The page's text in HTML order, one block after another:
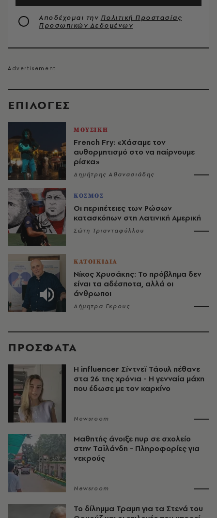
EΠΙΛΟΓΈΣ
ΜΟΥΣΙΚΗ
French Fry: «Χάσαμε τον
αυθορμητισμό στο να παίρνουμε
ρίσκα»
Δημήτρης Αθανασιάδης
ΚΟΣΜΟΣ
Οι περιπέτειες των Ρώσων
κατασκόπων στη Λατινική Αμερική
Σώτη Τριανταφύλλου
ΚΑΤΟΙΚΙΔΙΑ
Νίκος Χρυσάκης: Το πρόβλημα δεν
είναι τα αδέσποτα, αλλά οι
άνθρωποι
Δήμητρα Γκρους
Αποδέχομαι την Πολιτική Προστασίας
Προσωπικών Δεδομένων
ΠΡΟΣΦΑΤΑ
Η influencer Σίντνεϊ Τάουλ πέθανε
στα 26 της χρόνια - Η γενναία μάχη
που έδωσε με τον καρκίνο
Newsroom
Μαθητής άνοιξε πυρ σε σχολείο
στην Ταϊλάνδη - Πληροφορίες για
νεκρούς
Newsroom
Το δίλημμα Τραμπ για τα Στενά του